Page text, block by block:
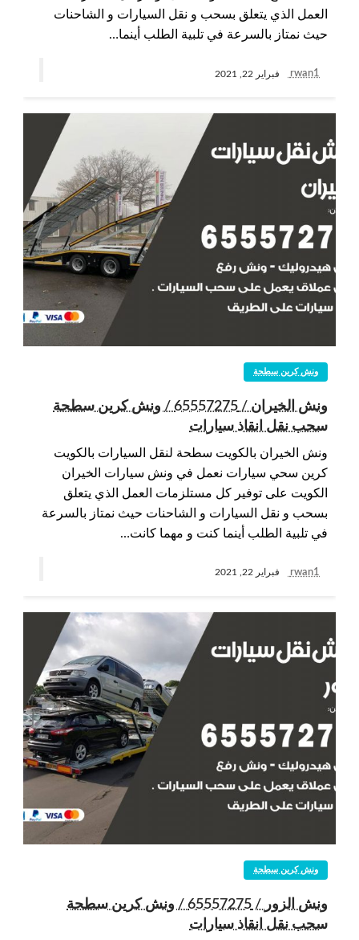
العمل الذي يتعلق بسحب و نقل السيارات و الشاحنات
حيث نمتاز بالسرعة في تلبية الطلب أينما…
rwan1 فبراير 22, 2021
ونش كرين سطحة
ونش الخيران / 65557275 / ونش كرين سطحة
سحب نقل انقاذ سيارات
ونش الخيران بالكويت سطحة لنقل السيارات بالكويت
كرين سحي سيارات نعمل في ونش سيارات الخيران
الكويت على توفير كل مستلزمات العمل الذي يتعلق
بسحب و نقل السيارات و الشاحنات حيث نمتاز بالسرعة
في تلبية الطلب أينما كنت و مهما كانت…
rwan1 فبراير 22, 2021
ونش كرين سطحة
ونش الزور / 65557275 / ونش كرين سطحة
سحب نقل انقاذ سيارات